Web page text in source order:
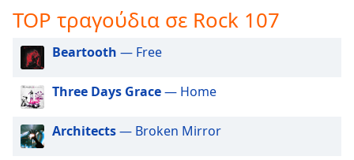
dialog
subtitles
off
selected
Audio
Track
Picture-
in-
TOP τραγούδια σε Rock 107
Beartooth — Free
Three Days Grace— Home
Architects— Broken Mirror